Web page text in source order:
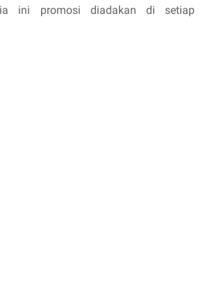
ini promosi diadakan di setiap